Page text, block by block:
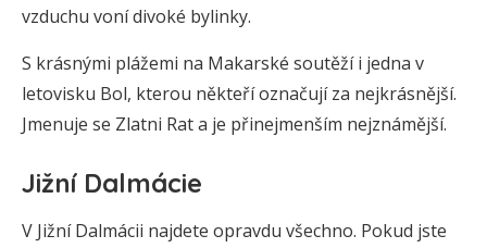
vzduchu voní divoké bylinky.
S krásnými plážemi na Makarské soutěží i jedna v
letovisku Bol, kterou někteří označují za nejkrásnější.
Jmenuje se Zlatni Rat a je přinejmenším nejznámější.
Jižní Dalmácie
V Jižní Dalmácii najdete opravdu všechno. Pokud jste